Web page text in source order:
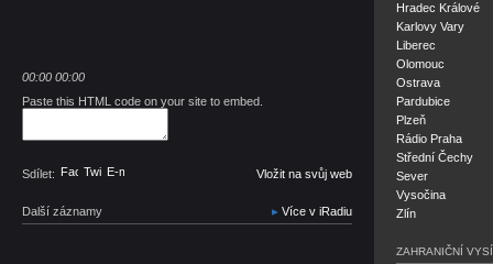
00:00 00:00
Paste this HTML code on your site to embed.
Sdílet: Facebook
TwitterE-mail Vložit na svůj web
Další záznamy Více v iRadiu
Hradec Králové
Karlovy Vary
Liberec
Olomouc
Ostrava
Pardubice
Plzeň
Rádio Praha
Střední Čechy
Sever
Vysočina
Zlín
ZAHRANIČNÍ